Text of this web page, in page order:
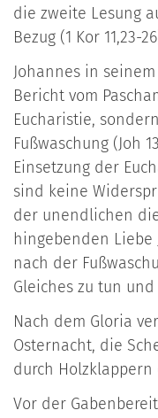
die zweite Lesung
Bezug (1 Kor 11,23-
Johannes in
Bericht vom
Eucharistie,
Fußwaschung (Joh
Einsetzung der
sind keine
der unendlichen
hingebenden Liebe
nach der
Gleiches zu tun
Nach dem Gloria
Osternacht, die
durch Holzklappern
Vor der